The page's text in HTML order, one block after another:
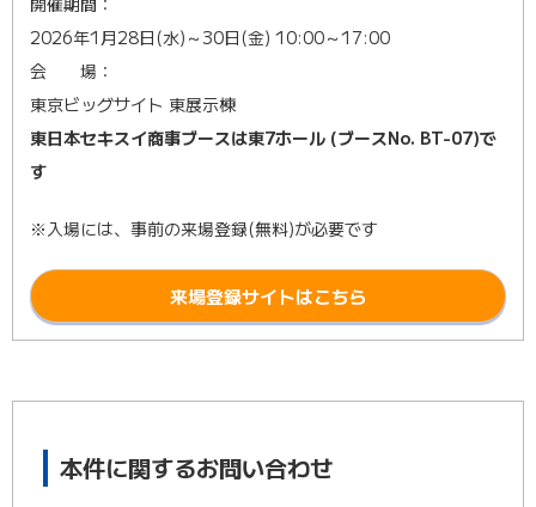
2026年1月28日(水)～30日(金) 10:00～17:00
会 場：
東京ビッグサイト 東展示棟
東日本セキスイ商事ブースは東7ホール (ブースNo. BT-07)で
す
※入場には、事前の来場登録(無料)が必要です
来場登録サイトはこちら
本件に関するお問い合わせ